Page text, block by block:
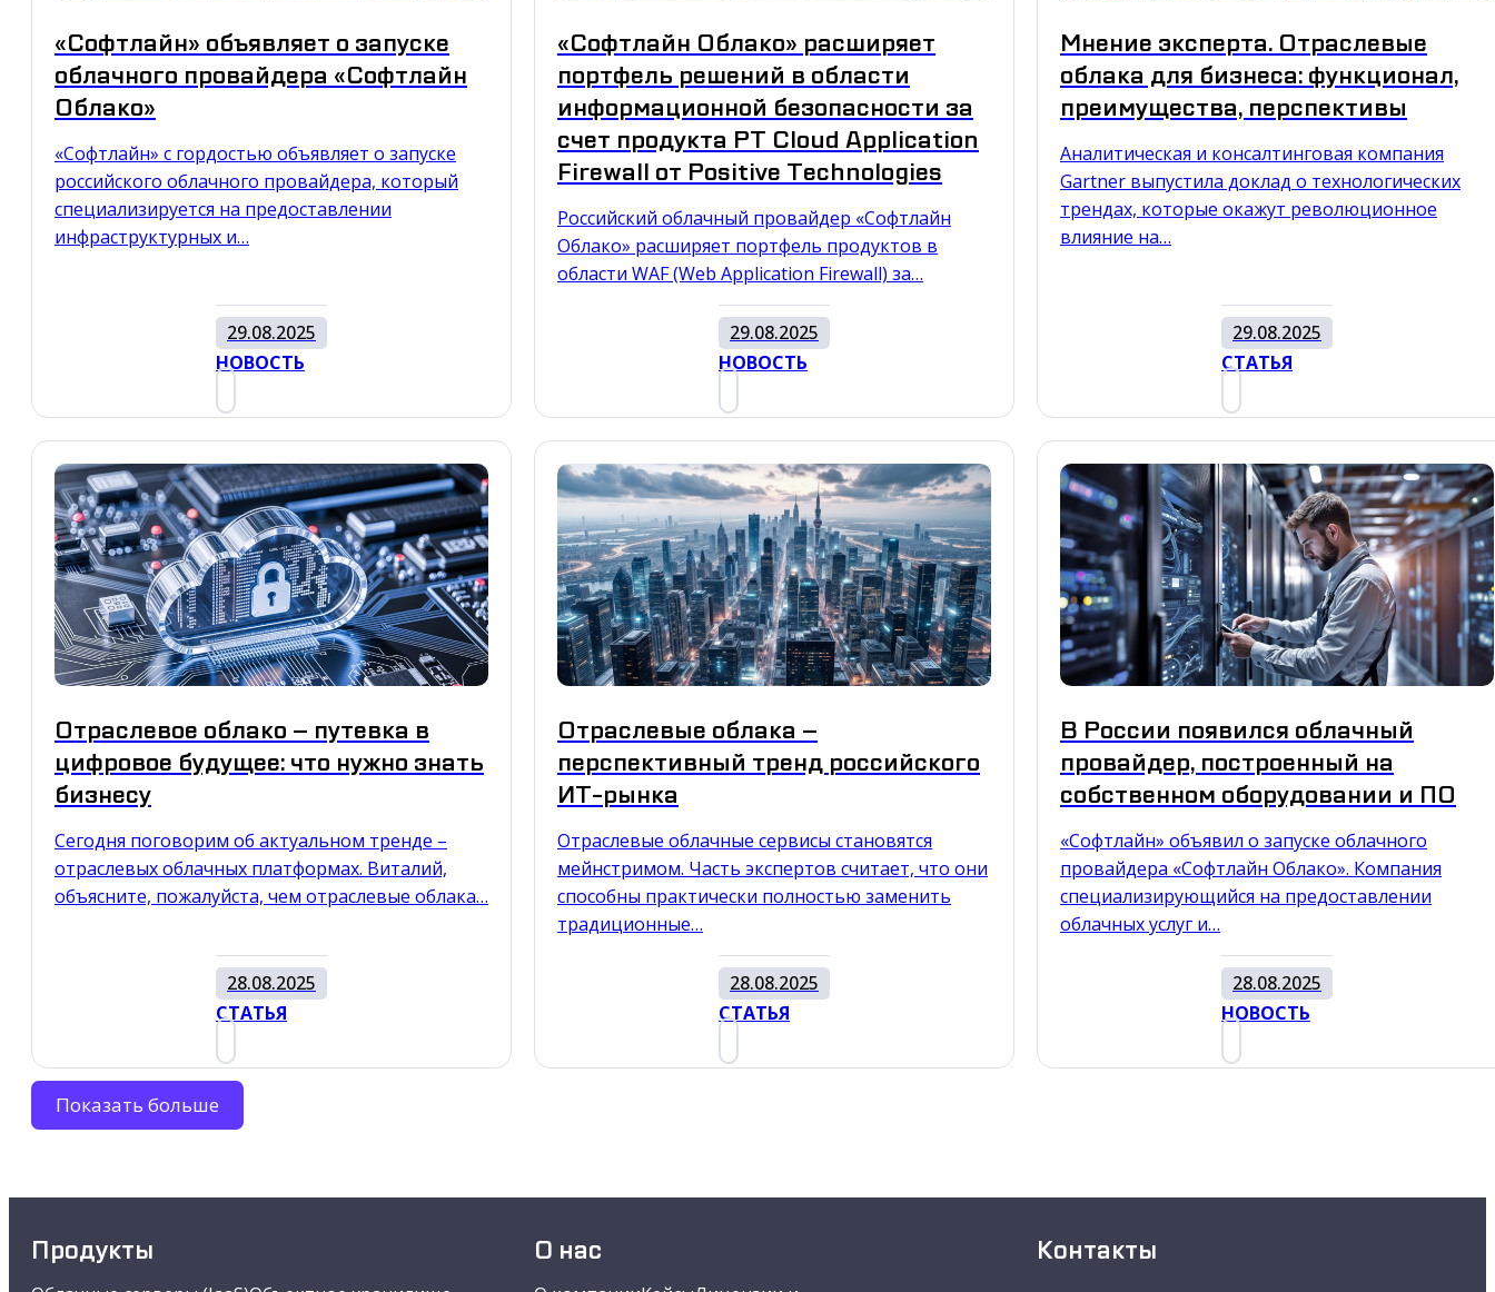
«Софтлайн» объявляет о запуске
облачного провайдера «Софтлайн
Облако»
«Софтлайн» с гордостью объявляет о запуске
российского облачного провайдера, который
специализируется на предоставлении
инфраструктурных и…
29.08.2025
НОВОСТЬ
«Софтлайн Облако» расширяет
портфель решений в области
информационной безопасности за
счет продукта PT Cloud Application
Firewall от Positive Technologies
Российский облачный провайдер «Софтлайн
Облако» расширяет портфель продуктов в
области WAF (Web Application Firewall) за…
29.08.2025
НОВОСТЬ
Мнение эксперта. Отраслевые
облака для бизнеса: функционал,
преимущества, перспективы
Аналитическая и консалтинговая компания
Gartner выпустила доклад о технологических
трендах, которые окажут революционное
влияние на…
29.08.2025
СТАТЬЯ
Отраслевое облако – путевка в
цифровое будущее: что нужно знать
бизнесу
Сегодня поговорим об актуальном тренде –
отраслевых облачных платформах. Виталий,
объясните, пожалуйста, чем отраслевые облака…
28.08.2025
СТАТЬЯ
Отраслевые облака –
перспективный тренд российского
ИТ-рынка
Отраслевые облачные сервисы становятся
мейнстримом. Часть экспертов считает, что они
способны практически полностью заменить
традиционные…
28.08.2025
СТАТЬЯ
В России появился облачный
провайдер, построенный на
собственном оборудовании и ПО
«Софтлайн» объявил о запуске облачного
провайдера «Софтлайн Облако». Компания
специализирующийся на предоставлении
облачных услуг и…
28.08.2025
НОВОСТЬ
Показать больше
Продукты О нас Контакты